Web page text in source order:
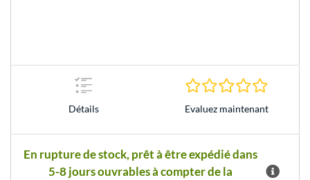
Détails Evaluez maintenant
En rupture de stock, prêt à être expédié dans
5-8 jours ouvrables à compter de la